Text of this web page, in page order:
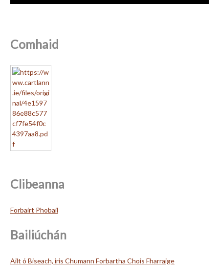
Comhaid
Clibeanna
Forbairt Phobail
Bailiúchán
Ailt ó Biseach, iris Chumann Forbartha Chois Fharraige